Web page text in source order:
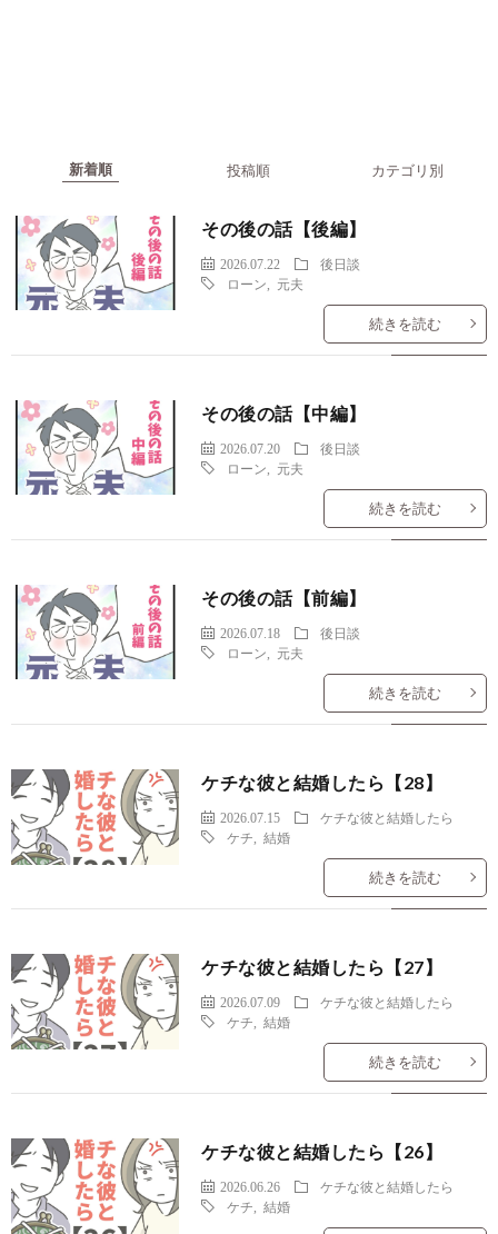
カテゴリ別
その後の話【後編】
2026.07.22
後日談
ローン
元夫
続きを読む
その後の話【中編】
2026.07.20
後日談
ローン
元夫
続きを読む
その後の話【前編】
2026.07.18
後日談
ローン
元夫
続きを読む
ケチな彼と結婚したら【28】
2026.07.15
ケチな彼と結婚したら
ケチ
,結婚
続きを読む
ケチな彼と結婚したら【27】
2026.07.09
ケチな彼と結婚したら
ケチ
,結婚
続きを読む
ケチな彼と結婚したら【26】
2026.06.26
ケチな彼と結婚したら
ケチ
,結婚